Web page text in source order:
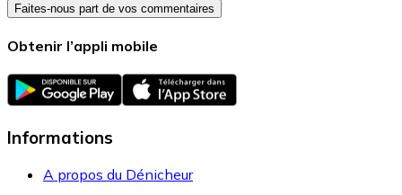
Faites-nous part de vos commentaires
Obtenir l’appli mobile
Informations
A propos du Dénicheur